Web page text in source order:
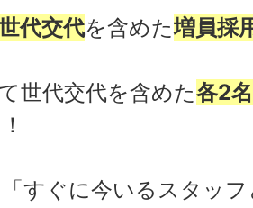
代交代を含めた増員採
世代交代を含めた各2
すぐに今いるスタッ